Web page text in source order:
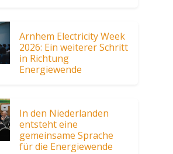
Arnhem Electricity Week
2026: Ein weiterer Schritt
in Richtung
Energiewende
In den Niederlanden
entsteht eine
gemeinsame Sprache
für die Energiewende